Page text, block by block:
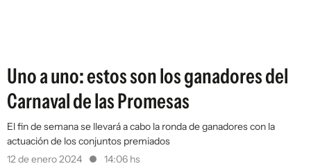
Uno a uno: estos son los ganadores del
Carnaval de las Promesas
El fin de semana se llevará a cabo la ronda de ganadores con la
actuación de los conjuntos premiados
12 de enero 2024
14:06 hs